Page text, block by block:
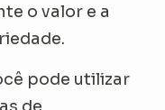
o valor e a
pode utilizar